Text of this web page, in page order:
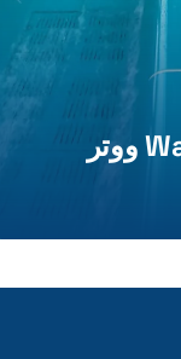
Water Coaster ووتر